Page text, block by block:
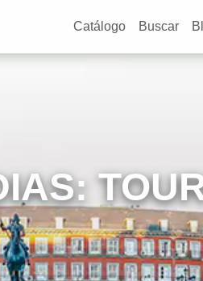
Catálogo Buscar